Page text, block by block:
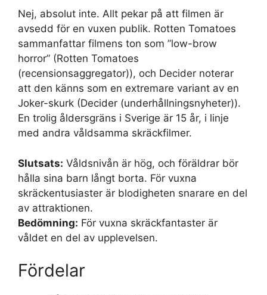
Nej, absolut inte. Allt pekar på att filmen är
avsedd för en vuxen publik. Rotten Tomatoes
sammanfattar filmens ton som ”low-brow
horror” (Rotten Tomatoes
(recensionsaggregator)), och Decider noterar
att den känns som en extremare variant av en
Joker-skurk (Decider (underhållningsnyheter)).
En trolig åldersgräns i Sverige är 15 år, i linje
med andra våldsamma skräckfilmer.
Slutsats: Våldsnivån är hög, och föräldrar bör
hålla sina barn långt borta. För vuxna
skräckentusiaster är blodigheten snarare en del
av attraktionen.
Bedömning: För vuxna skräckfantaster är
våldet en del av upplevelsen.
Fördelar